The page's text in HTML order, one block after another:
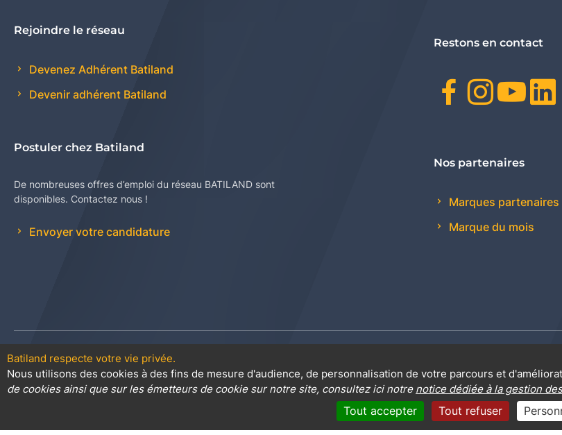
Rejoindre le réseau
Devenez Adhérent Batiland
Devenir adhérent Batiland
Postuler chez Batiland
De nombreuses offres d’emploi du réseau BATILAND sont
disponibles. Contactez nous !
Envoyer votre candidature
Restons en contact
Nos partenaires
Marques partenaires
Marque du mois
Contact Plan du site
Mentions légales
Batiland respecte votre vie privée.
Nous utilisons des cookies à des fins de mesure d'audience, de personnalisation de votre parcours et
de cookies ainsi que sur les émetteurs de cookie sur notre site, consultez ici notre notice dédiée à la gestion
Tout accepter Tout refuser